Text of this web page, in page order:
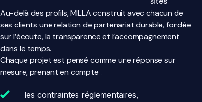
Au-delà des profils, MILLA construit avec chacun de
ses clients une relation de partenariat durable, fondée
sur l’écoute, la transparence et l’accompagnement
dans le temps.
Chaque projet est pensé comme une réponse sur
mesure, prenant en compte :
les contraintes réglementaires,